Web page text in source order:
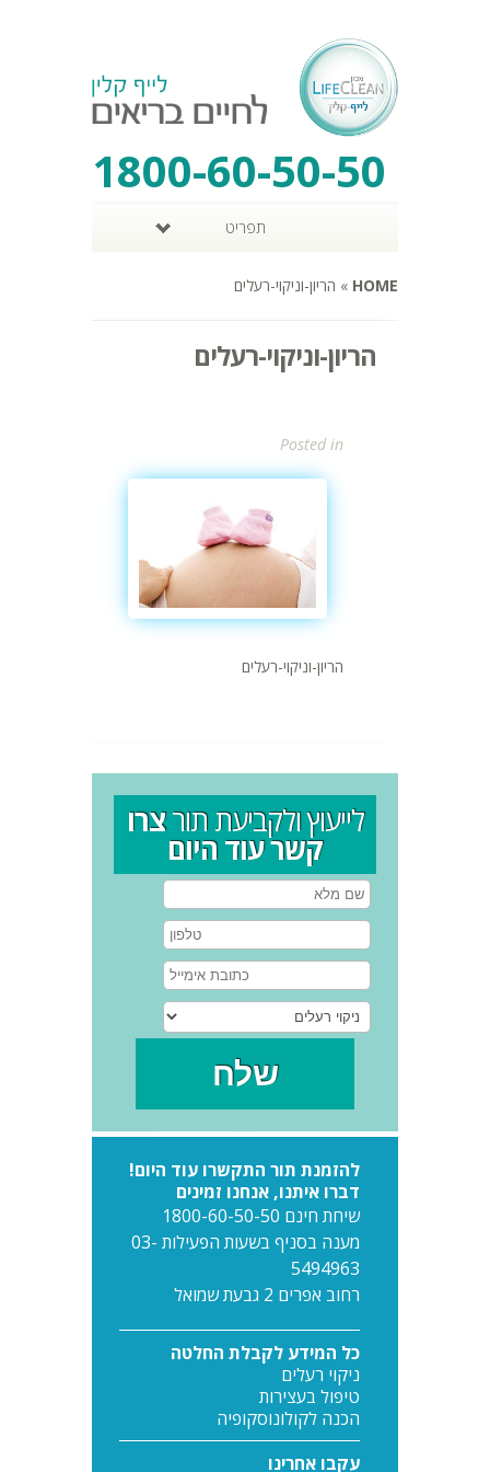
1800-60-50-50
תפריט
HOME
» הריון-וניקוי-רעלים
הריון-וניקוי-רעלים
Posted in
הריון-וניקוי-רעלים
לייעוץ ולקביעת תורצרו
קשר עוד היום
להזמנת תור התקשרו עוד היום!
דברו איתנו, אנחנו זמינים
שיחת חינם 1800-60-50-50
מענה בסניף בשעות הפעילות 03-
5494963
רחוב אפרים 2 גבעת שמואל
כל המידע לקבלת החלטה
ניקוי רעלים
טיפול בעצירות
הכנה לקולונוסקופיה
עקבו אחרינו